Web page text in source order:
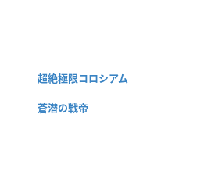
超絶極限コロシアム
蒼潜の戦帝